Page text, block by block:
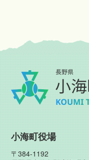
小海町役場
〒384-1192